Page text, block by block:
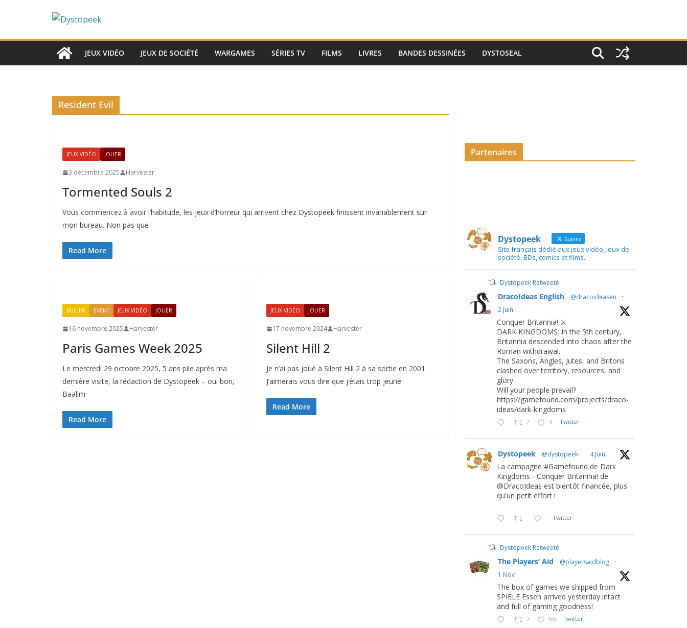
JEUX VIDÉO JEUX DE SOCIÉTÉ WARGAMES SÉRIES TV FILMS LIVRES BANDES DESSINÉES DYSTOSEAL
Resident Evil
JEUX VIDÉO JOUER
3 décembre 2025 Harvester
Tormented Souls 2
Vous commencez à avoir l’habitude, les jeux d’horreur qui arrivent chez Dystopeek finissent invariablement sur
mon bureau. Non pas que
Read More
BULLER EVENT JEUX VIDÉO JOUER
16 novembre 2025 Harvester
Paris Games Week 2025
Le mercredi 29 octobre 2025, 5 ans pile après ma
dernière visite, la rédaction de Dystopeek – oui bon,
Baalim
Read More
JEUX VIDÉO JOUER
17 novembre 2024 Harvester
Silent Hill 2
Je n’ai pas joué à Silent Hill 2 à sa sortie en 2001.
J’aimerais vous dire que j’étais trop jeune
Read More
Partenaires
Dystopeek Suivre
Site français dédié aux jeux vidéo, jeux de
société, BDs, comics et films.
Dystopeek Retweeté
DracoIdeas English @dracoideasen
·
2 Juin
Conquer Britannia! ⚔️
DARK KINGDOMS: In the 5th century,
Britannia descended into chaos after the
Roman withdrawal.
The Saxons, Angles, Jutes, and Britons
clashed over territory, resources, and
glory.
Will your people prevail?
https://gamefound.com/projects/draco-
ideas/dark-kingdoms
2 4 Twitter
Dystopeek @dystopeek · 4 Juin
La campagne #Gamefound de Dark
Kingdoms - Conquer Britannia! de
@DracoIdeas est bientôt financée, plus
qu'un petit effort !
Twitter
Dystopeek Retweeté
The Players’ Aid @playersaidblog
·
1 Nov
The box of games we shipped from
SPIELE Essen arrived yesterday intact
and full of gaming goodness!
7 66 Twitter